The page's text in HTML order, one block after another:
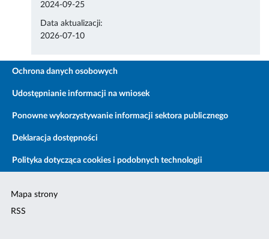
2024-09-25
Data aktualizacji:
2026-07-10
Ochrona danych osobowych
Udostępnianie informacji na wniosek
Ponowne wykorzystywanie informacji sektora publicznego
Deklaracja dostępności
Polityka dotycząca cookies i podobnych technologii
Mapa strony
RSS